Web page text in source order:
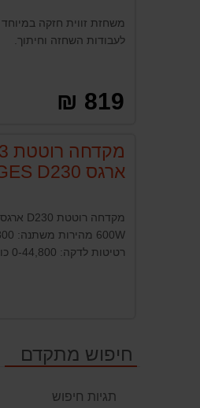
לעבודות השחזה וחיתוך.
819 ₪
ארגס ARGES D230
חיפוש מתקדם
תגיות חיפוש